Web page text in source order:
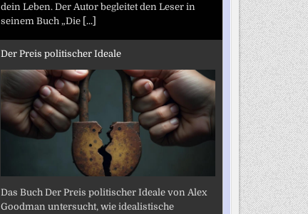
dein Leben. Der Autor begleitet den Leser in
seinem Buch „Die [...]
Der Preis politischer Ideale
Das Buch Der Preis politischer Ideale von Alex
Goodman untersucht, wie idealistische